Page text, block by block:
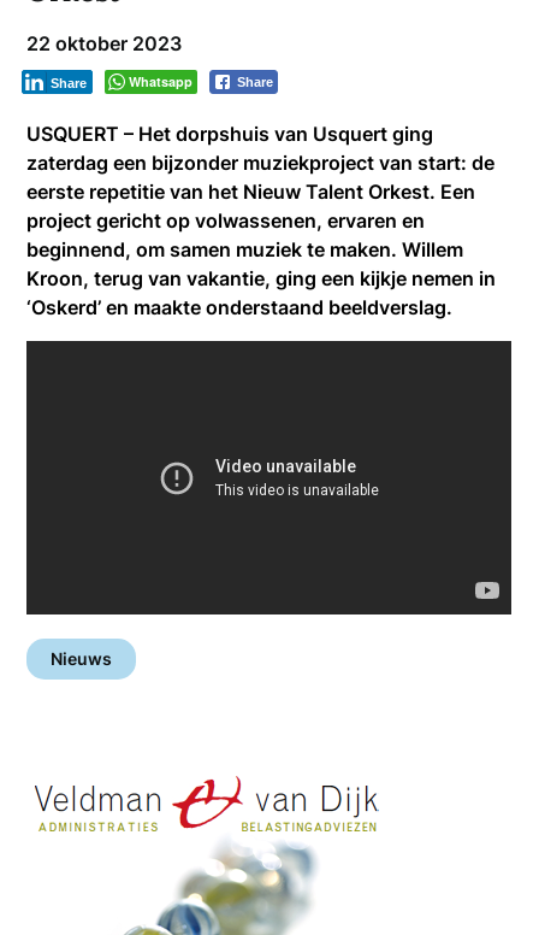
22 oktober 2023
Whatsapp Share
Share
USQUERT – Het dorpshuis van Usquert ging
zaterdag een bijzonder muziekproject van start: de
eerste repetitie van het Nieuw Talent Orkest. Een
project gericht op volwassenen, ervaren en
beginnend, om samen muziek te maken. Willem
Kroon, terug van vakantie, ging een kijkje nemen in
‘Oskerd’ en maakte onderstaand beeldverslag.
Nieuws